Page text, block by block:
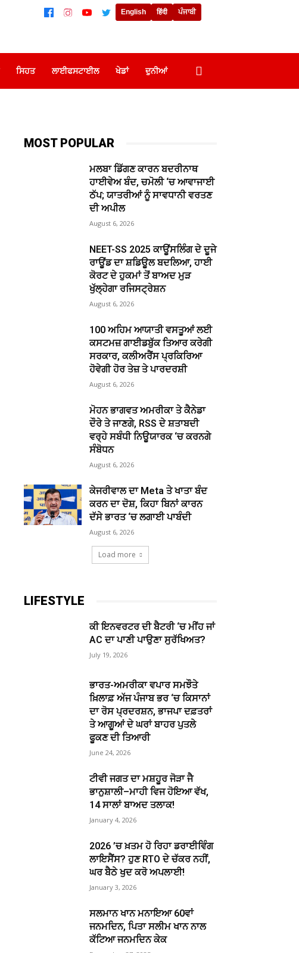
English हिंदी ਪੰਜਾਬੀ
ਸਿਹਤ ਲਾਈਫਸਟਾਈਲ ਖੇਡਾਂ ਦੁਨੀਆਂ
MOST POPULAR
ਮਲਬਾ ਡਿੱਗਣ ਕਾਰਨ ਬਦਰੀਨਾਥ
ਹਾਈਵੇਅ ਬੰਦ, ਚਮੋਲੀ ‘ਚ ਆਵਾਜਾਈ
ਠੱਪ; ਯਾਤਰੀਆਂ ਨੂੰ ਸਾਵਧਾਨੀ ਵਰਤਣ
ਦੀ ਅਪੀਲ
August 6, 2026
NEET-SS 2025 ਕਾਊਂਸਲਿੰਗ ਦੇ ਦੂਜੇ
ਰਾਊਂਡ ਦਾ ਸ਼ਡਿਊਲ ਬਦਲਿਆ, ਹਾਈ
ਕੋਰਟ ਦੇ ਹੁਕਮਾਂ ਤੋਂ ਬਾਅਦ ਮੁੜ
ਖੁੱਲ੍ਹੇਗਾ ਰਜਿਸਟ੍ਰੇਸ਼ਨ
August 6, 2026
100 ਅਹਿਮ ਆਯਾਤੀ ਵਸਤੂਆਂ ਲਈ
ਕਸਟਮਜ਼ ਗਾਈਡਬੁੱਕ ਤਿਆਰ ਕਰੇਗੀ
ਸਰਕਾਰ, ਕਲੀਅਰੈਂਸ ਪ੍ਰਕਿਰਿਆ
ਹੋਵੇਗੀ ਹੋਰ ਤੇਜ਼ ਤੇ ਪਾਰਦਰਸ਼ੀ
August 6, 2026
ਮੋਹਨ ਭਾਗਵਤ ਅਮਰੀਕਾ ਤੇ ਕੈਨੇਡਾ
ਦੌਰੇ ਤੇ ਜਾਣਗੇ, RSS ਦੇ ਸ਼ਤਾਬਦੀ
ਵਰ੍ਹੇ ਸਬੰਧੀ ਨਿਊਯਾਰਕ ‘ਚ ਕਰਨਗੇ
ਸੰਬੋਧਨ
August 6, 2026
ਕੇਜਰੀਵਾਲ ਦਾ Meta ਤੇ ਖਾਤਾ ਬੰਦ
ਕਰਨ ਦਾ ਦੋਸ਼, ਕਿਹਾ ਬਿਨਾਂ ਕਾਰਨ
ਦੱਸੇ ਭਾਰਤ ‘ਚ ਲਗਾਈ ਪਾਬੰਦੀ
August 6, 2026
Load more
LIFESTYLE
ਕੀ ਇਨਵਰਟਰ ਦੀ ਬੈਟਰੀ ‘ਚ ਮੀਂਹ ਜਾਂ
AC ਦਾ ਪਾਣੀ ਪਾਉਣਾ ਸੁਰੱਖਿਅਤ?
July 19, 2026
ਭਾਰਤ-ਅਮਰੀਕਾ ਵਪਾਰ ਸਮਝੌਤੇ
ਖ਼ਿਲਾਫ਼ ਅੱਜ ਪੰਜਾਬ ਭਰ ‘ਚ ਕਿਸਾਨਾਂ
ਦਾ ਰੋਸ ਪ੍ਰਦਰਸ਼ਨ, ਭਾਜਪਾ ਦਫ਼ਤਰਾਂ
ਤੇ ਆਗੂਆਂ ਦੇ ਘਰਾਂ ਬਾਹਰ ਪੁਤਲੇ
ਫੂਕਣ ਦੀ ਤਿਆਰੀ
June 24, 2026
ਟੀਵੀ ਜਗਤ ਦਾ ਮਸ਼ਹੂਰ ਜੋੜਾ ਜੈ
ਭਾਨੁਸ਼ਾਲੀ–ਮਾਹੀ ਵਿਜ ਹੋਇਆ ਵੱਖ,
14 ਸਾਲਾਂ ਬਾਅਦ ਤਲਾਕ!
January 4, 2026
2026 ’ਚ ਖ਼ਤਮ ਹੋ ਰਿਹਾ ਡਰਾਈਵਿੰਗ
ਲਾਇਸੈਂਸ? ਹੁਣ RTO ਦੇ ਚੱਕਰ ਨਹੀਂ,
ਘਰ ਬੈਠੇ ਖੁਦ ਕਰੋ ਅਪਲਾਈ!
January 3, 2026
ਸਲਮਾਨ ਖਾਨ ਮਨਾਇਆ 60ਵਾਂ
ਜਨਮਦਿਨ, ਪਿਤਾ ਸਲੀਮ ਖਾਨ ਨਾਲ
ਕੱਟਿਆ ਜਨਮਦਿਨ ਕੇਕ